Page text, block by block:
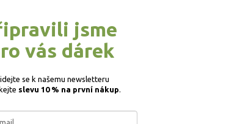
Agrobio Trumf pro okrasné
Vyprodáno
jsme
vás dárek
se k našemu newsletteru
slevu 10 % na první nákup